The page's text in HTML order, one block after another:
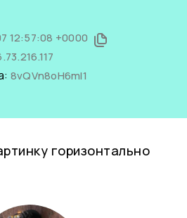
12:57:08 +0000
8vQVn8oH6mI1
горизонтально